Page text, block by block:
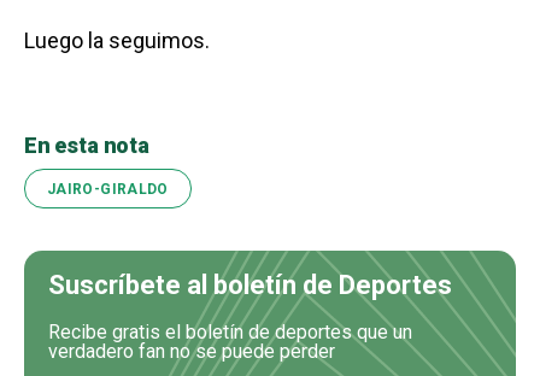
Luego la seguimos.
En esta nota
JAIRO-GIRALDO
Suscríbete al boletín de Deportes
Recibe gratis el boletín de deportes que un
verdadero fan no se puede perder